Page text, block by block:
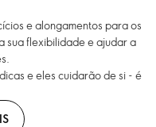
e alongamentos para os
sua flexibilidade e ajudar a
e eles cuidarão de si - é